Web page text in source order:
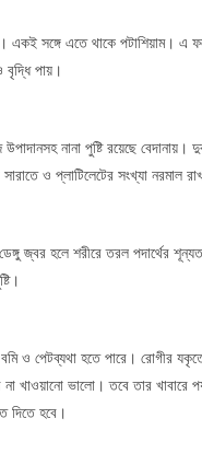
একই সঙ্গে এতে থাকে পটাশিয়াম। এ
পায়।
নানা পুষ্টি রয়েছে
ও প্লাটিলেটের সংখ্যা নরমাল
জ্বর হলে শরীরে তরল পদার্থের
ও পেটব্যথা হতে পারে। রোগীর
না খাওয়ানো ভালো। তবে তার
দিতে হবে।